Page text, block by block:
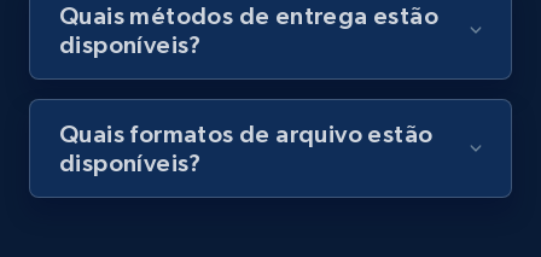
URL, Product name, Product rating, Product
rating object, Product rating max, Rating,
Author name, Asin, and more.
7.4K+ 870+ Comece grátis
Quais métodos de entrega estão
disponíveis?
Quais formatos de arquivo estão
disponíveis?